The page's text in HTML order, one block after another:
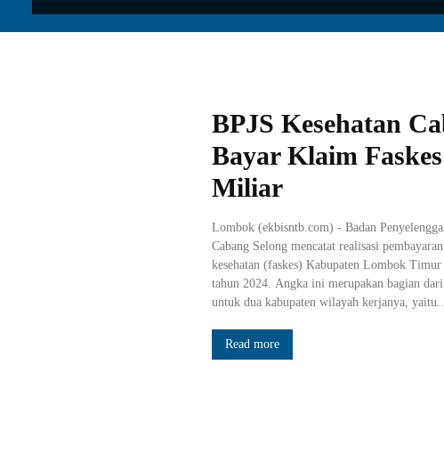
BPJS Kesehatan
Bayar Klaim
Miliar
Lombok (ekbisntb.com) - Badan
Cabang Selong mencatat realisasi
kesehatan (faskes) Kabupaten Lombok
tahun 2024. Angka ini merupakan bagian
untuk dua kabupaten wilayah kerjanya,
Read more